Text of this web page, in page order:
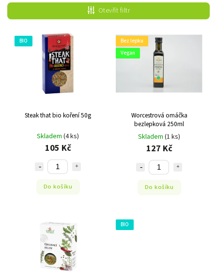
Nejprodávanější
Nejlevnější
Nejdražší
Abecedně
Otevřít filtr
BIO
Steak that bio koření 50g
Skladem (4 ks)
105 Kč
Do košíku
Bez lepku
Vegan
Worcestrová omáčka
bezlepková 250ml
Skladem (1 ks)
127 Kč
Do košíku
BIO